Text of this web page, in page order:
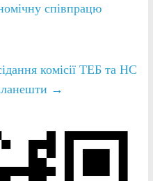
співпрацю
комісії ТЕБ та НС
→